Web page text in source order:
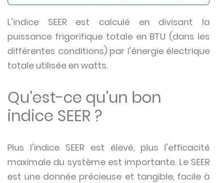
L'indice SEER est calculé en divisant la
puissance frigorifique totale en BTU (dans les
différentes conditions) par l'énergie électrique
totale utilisée en watts.
Qu'est-ce qu'un bon
indice SEER ?
Plus l'indice SEER est élevé, plus l'efficacité
maximale du système est importante. Le SEER
est une donnée précieuse et tangible, facile à